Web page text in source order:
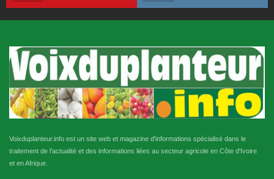
Voixduplanteur.info est un site web et magazine d'informations spécialisé dans le
traitement de l'actualité et des informations liées au secteur agricole en Côte d'Ivoire
et en Afrique.